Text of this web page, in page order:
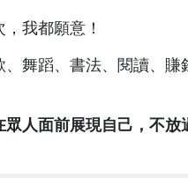
我都願意！
舞蹈、書法、閱讀、
人面前展現自己，不